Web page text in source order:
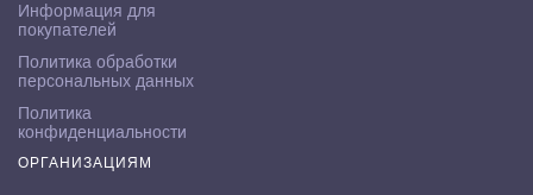
Информация для
покупателей
Политика обработки
персональных данных
Политика
конфиденциальности
ОРГАНИЗАЦИЯМ